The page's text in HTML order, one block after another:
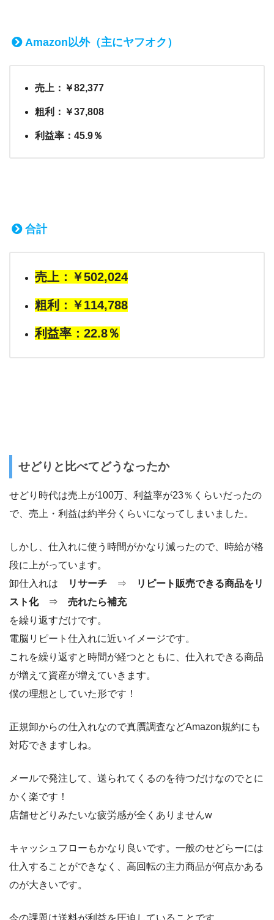
Amazon以外（主にヤフオク）
売上：￥82,377
粗利：￥37,808
利益率：45.9％
合計
売上：￥502,024
粗利：￥114,788
利益率：22.8％
せどりと比べてどうなったか
せどり時代は売上が100万、利益率が23％くらいだったの
で、売上・利益は約半分くらいになってしまいました。
しかし、仕入れに使う時間がかなり減ったので、時給が格
段に上がっています。
卸仕入れは
リサーチ ⇒
リピート販売できる商品をリ
スト化⇒ 売れたら補充
を繰り返すだけです。
電脳リピート仕入れに近いイメージです。
これを繰り返すと時間が経つとともに、仕入れできる商品
が増えて資産が増えていきます。
僕の理想としていた形です！
正規卸からの仕入れなので真贋調査などAmazon規約にも
対応できますしね。
メールで発注して、送られてくるのを待つだけなのでとに
かく楽です！
店舗せどりみたいな疲労感が全くありませんw
キャッシュフローもかなり良いです。一般のせどらーには
仕入することができなく、高回転の主力商品が何点かある
のが大きいです。
今の課題は送料が利益を圧迫していることです。